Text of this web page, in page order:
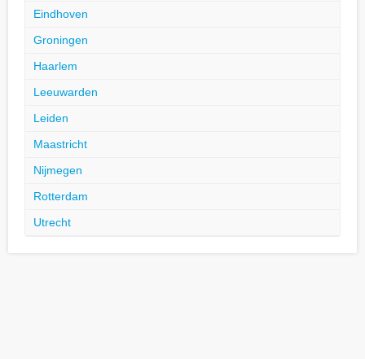
Eindhoven
Groningen
Haarlem
Leeuwarden
Leiden
Maastricht
Nijmegen
Rotterdam
Utrecht